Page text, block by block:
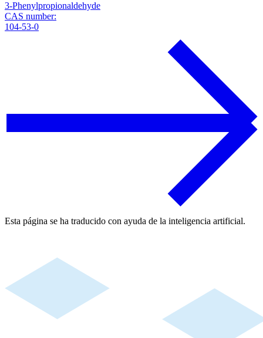
3-Phenylpropionaldehyde
CAS number:
104-53-0
Esta página se ha traducido con ayuda de la inteligencia artificial.